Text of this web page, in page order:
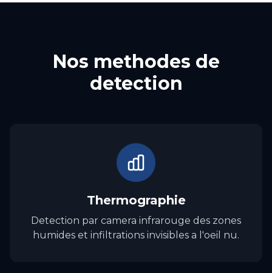
Nos methodes de
detection
Thermographie
Detection par camera infrarouge des zones
humides et infiltrations invisibles a l'oeil nu.